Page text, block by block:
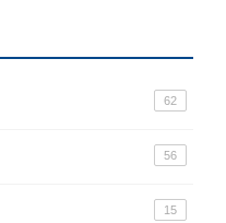
62
56
15